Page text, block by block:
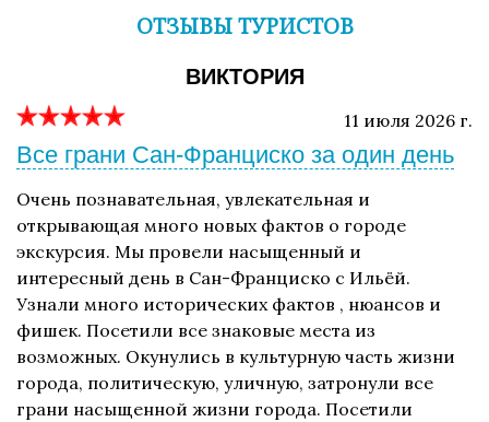
ОТЗЫВЫ ТУРИСТОВ
ВИКТОРИЯ
11 июля 2026 г.
Все грани Сан-Франциско за один день
Очень познавательная, увлекательная и
открывающая много новых фактов о городе
экскурсия. Мы провели насыщенный и
интересный день в Сан-Франциско с Ильёй.
Узнали много исторических фактов , нюансов и
фишек. Посетили все знаковые места из
возможных. Окунулись в культурную часть жизни
города, политическую, уличную, затронули все
грани насыщенной жизни города. Посетили